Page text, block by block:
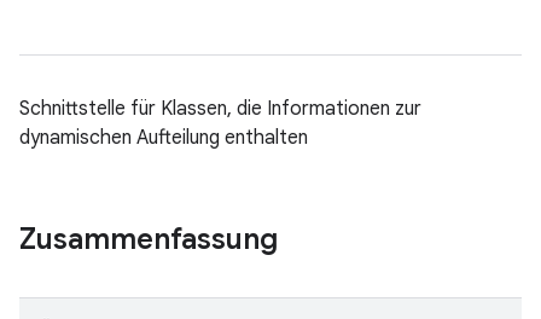
Schnittstelle für Klassen, die Informationen zur
dynamischen Aufteilung enthalten
Zusammenfassung